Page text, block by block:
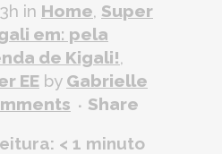
in Home, Super
em: pela
de Kigali!,
EE by Gabrielle
Share
< 1 minuto